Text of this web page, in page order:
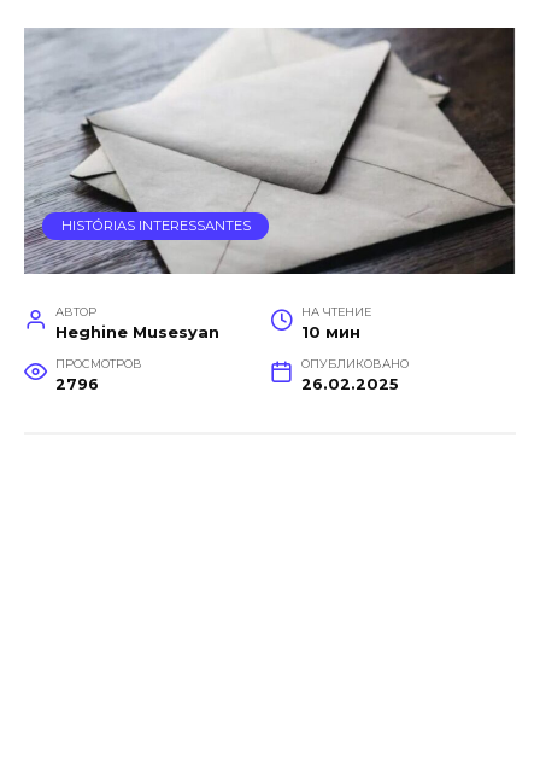
HISTÓRIAS INTERESSANTES
АВТОР
Heghine Musesyan
НА ЧТЕНИЕ
10 мин
ПРОСМОТРОВ
2796
ОПУБЛИКОВАНО
26.02.2025